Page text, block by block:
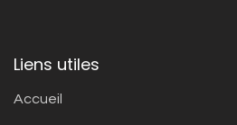
Liens utiles
Accueil